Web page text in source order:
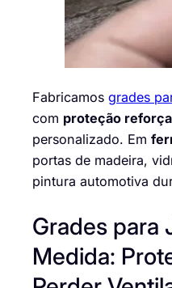
Fabricamos grades
com proteção
personalizado. Em
portas de madeira,
pintura automotiva
Grades para
Medida: